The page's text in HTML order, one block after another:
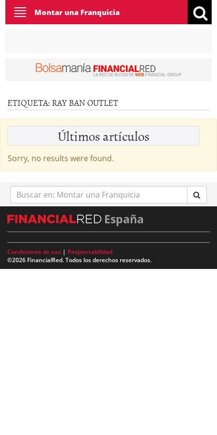
Toggle
navigation
Montar una Franquicia
ETIQUETA: RAY BAN OUTLET
Últimos artículos
Sorry, no results were found.
Buscar
en:
España
Condiciones de uso | Responsabilidad
©2026 FinancialRed. Todos los derechos reservados.